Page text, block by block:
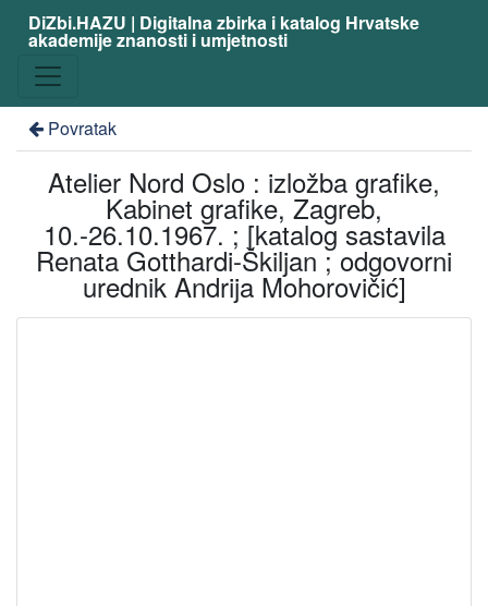
DiZbi.HAZU | Digitalna zbirka i katalog Hrvatske
akademije znanosti i umjetnosti
Povratak
Atelier Nord Oslo : izložba grafike,
Kabinet grafike, Zagreb,
10.-26.10.1967. ; [katalog sastavila
Renata Gotthardi-Škiljan ; odgovorni
urednik Andrija Mohorovičić]